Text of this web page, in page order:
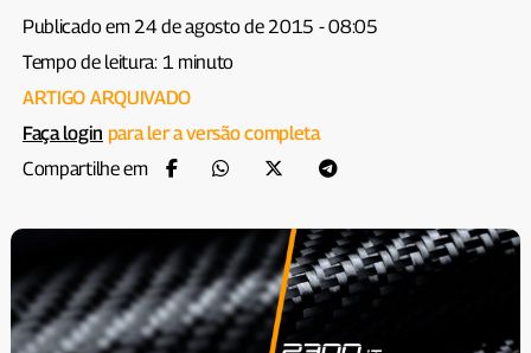
Publicado em 24 de agosto de 2015 - 08:05
Tempo de leitura: 1 minuto
ARTIGO ARQUIVADO
Faça login para ler a versão completa
Compartilhe em